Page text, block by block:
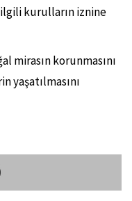
kurulların iznine
mirasın korunmasını
yaşatılmasını